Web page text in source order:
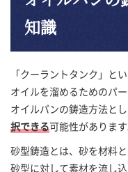
知識
「クーラントタンク」と
オイルを溜めるためのパ
オイルパンの鋳造方法とし
択できる可能性があります
砂型鋳造とは、砂を材料
砂型に対して素材を流し